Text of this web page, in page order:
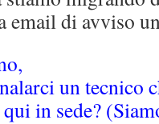
email di avviso
un tecnico
in sede?